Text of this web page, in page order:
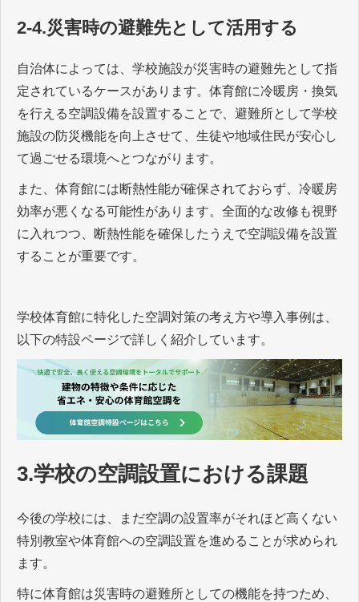
2-4.災害時の避難先として活用する
自治体によっては、学校施設が災害時の避難先として指
定されているケースがあります。体育館に冷暖房・換気
を行える空調設備を設置することで、避難所として学校
施設の防災機能を向上させて、生徒や地域住民が安心し
て過ごせる環境へとつながります。
また、体育館には断熱性能が確保されておらず、冷暖房
効率が悪くなる可能性があります。全面的な改修も視野
に入れつつ、断熱性能を確保したうえで空調設備を設置
することが重要です。
学校体育館に特化した空調対策の考え方や導入事例は、
以下の特設ページで詳しく紹介しています。
3.学校の空調設置における課題
今後の学校には、まだ空調の設置率がそれほど高くない
特別教室や体育館への空調設置を進めることが求められ
ます。
特に体育館は災害時の避難所としての機能を持つため、